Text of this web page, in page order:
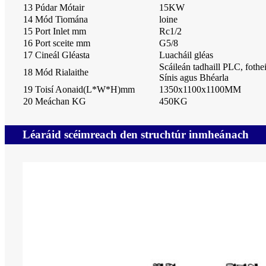
13 Púdar Mótair
15KW
14 Mód Tiomána
loine
15 Port Inlet mm
Rc1/2
16 Port sceite mm
G5/8
17 Cineál Gléasta
Luacháil gléas
18 Mód Rialaithe
Scáileán tadhaill PLC,
Sínis agus Bhéarla
19 Toisí Aonaid(L*W*H)mm
1350x1100x1100MM
20 Meáchan KG
450KG
Léaráid scéimreach den struchtúr inmheánach